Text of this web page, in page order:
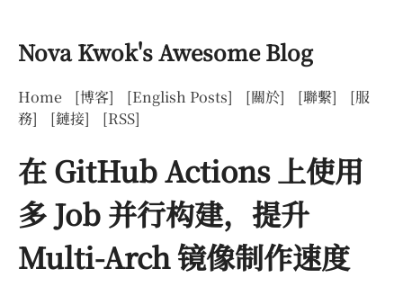
Nova Kwok's Awesome Blog
Home [博客] [English Posts] [關於] [聯繫]
[服
務]
[鏈接] [RSS]
在 GitHub Actions 上使用
多 Job 并行构建，提升
Multi-Arch 镜像制作速度